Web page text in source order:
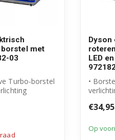
met
03
Turbo-borstel
Dyson
LED
•
•
€34,95
Op